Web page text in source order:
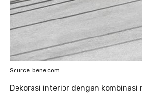
Source: bene.com
Dekorasi interior dengan kombinasi